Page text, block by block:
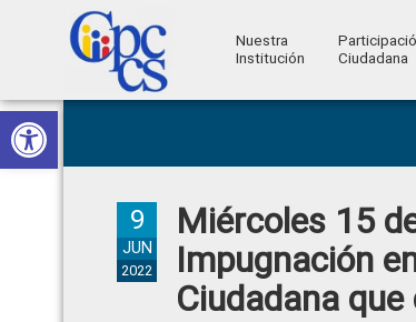
Abrir barra de herramientas
Skip
to
primary
Skip
to
main
Skip
to
primary
Skip
to
footer
Ciudadana
Control
Ciudadano
Nuestra
Institución
Ciudadana
Miércoles 15
Impugnación
Ciudadana
9
JUN
2022